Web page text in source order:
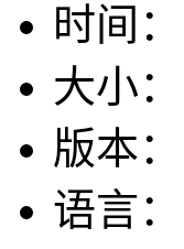
时间：
大小：
版本：
语言：